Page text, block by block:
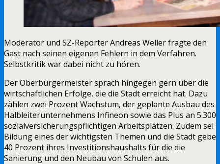
Moderator und SZ-Reporter Andreas Weller fragte den
Gast nach seinen eigenen Fehlern in dem Verfahren.
Selbstkritik war dabei nicht zu hören.
Der Oberbürgermeister sprach hingegen gern über die
wirtschaftlichen Erfolge, die die Stadt erreicht hat. Dazu
zählen zwei Prozent Wachstum, der geplante Ausbau des
Halbleiterunternehmens Infineon sowie das Plus an 5.300
sozialversicherungspflichtigen Arbeitsplätzen. Zudem sei
Bildung eines der wichtigsten Themen und die Stadt gebe
40 Prozent ihres Investitionshaushalts für die die
Sanierung und den Neubau von Schulen aus.